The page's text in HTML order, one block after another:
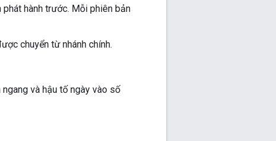
hành trước. Mỗi phiên bản
chuyển từ nhánh chính.
và hậu tố ngày vào số